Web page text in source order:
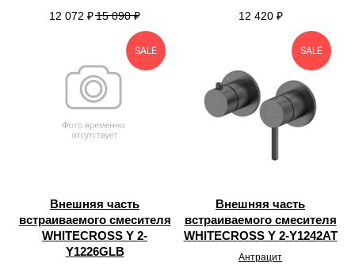
12 072 ₽15 090 ₽ 12 420 ₽
SALE
Внешняя часть
встраиваемого смесителя
WHITECROSS Y 2-
Y1226GLB
SALE
Внешняя часть
встраиваемого смесителя
WHITECROSS Y 2-Y1242AT
Антрацит